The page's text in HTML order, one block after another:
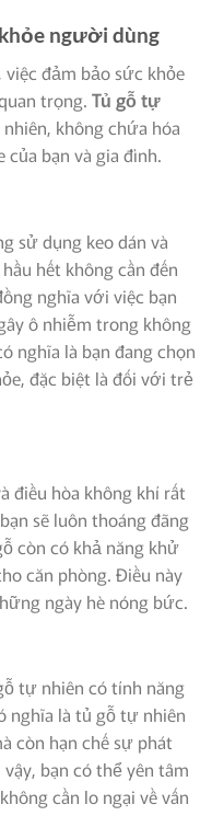
người dùng
đảm bảo sức khỏe
trọng. Tủ gỗ tự
không chứa hóa
bạn và gia đình.
sử dụng keo dán và
hết không cần đến
nghĩa với việc bạn
ô nhiễm trong không
nghĩa là bạn đang chọn
đặc biệt là đối với trẻ
điều hòa không khí rất
sẽ luôn thoáng đãng
còn có khả năng khử
căn phòng. Điều này
ngày hè nóng bức.
tự nhiên có tính năng
nghĩa là tủ gỗ tự nhiên
còn hạn chế sự phát
bạn có thể yên tâm
cần lo ngại về vấn